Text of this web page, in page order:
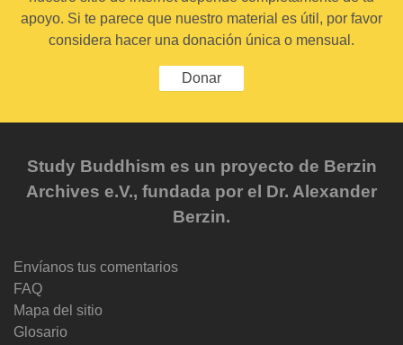
apoyo. Si te parece que nuestro material es útil, por favor
considera hacer una donación única o mensual.
Donar
Study Buddhism es un proyecto de Berzin
Archives e.V., fundada por el Dr. Alexander
Berzin.
Envíanos tus comentarios
FAQ
Mapa del sitio
Glosario